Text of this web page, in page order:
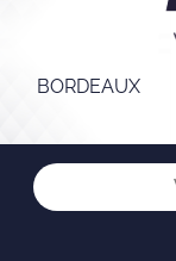
BORDEAUX